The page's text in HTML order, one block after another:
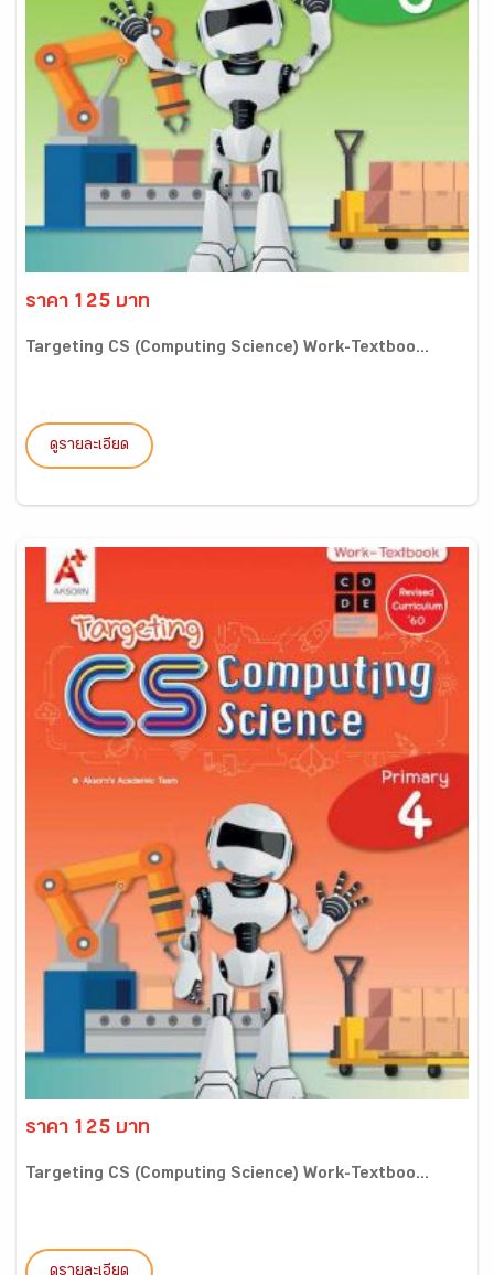
ราคา 125 บาท
Targeting CS (Computing Science) Work-Textboo...
ดูรายละเอียด
ราคา 125 บาท
Targeting CS (Computing Science) Work-Textboo...